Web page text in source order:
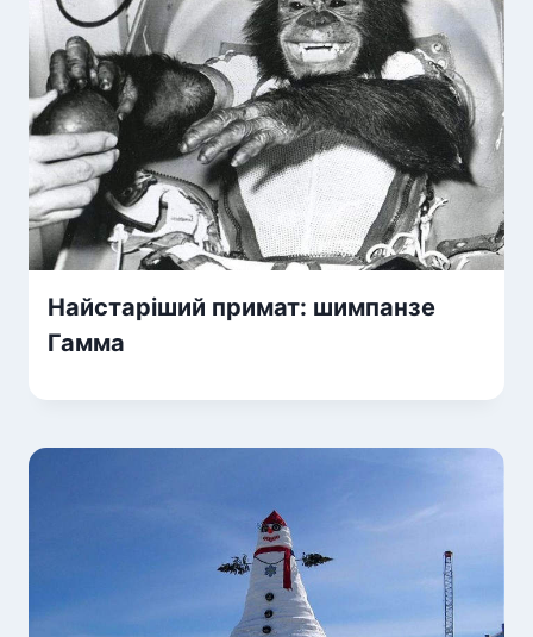
Найстаріший примат: шимпанзе
Гамма